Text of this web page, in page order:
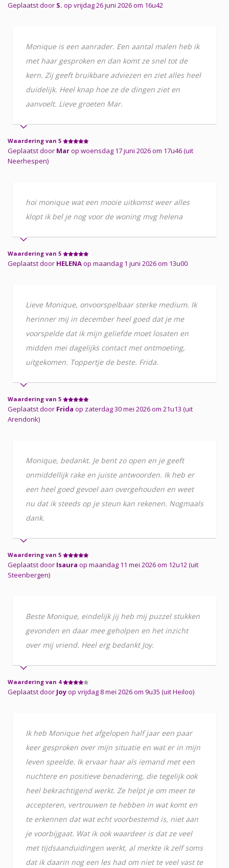
Geplaatst door S. op vrijdag 26 juni 2026 om 16u42
Monique is een aanrader. Een aantal malen heb ik
met haar gesproken en dan komt ze snel tot de
kern. Zij geeft bruikbare adviezen en ziet alles heel
duidelijk. Heel knap hoe ze de dingen ziet en
aanvoelt. Lieve groeten Mar.
Waardering van 5
Geplaatst door Marop woensdag 17 juni 2026 om 17u46 (uit
Neerhespen)
hoi monique wat een mooie uitkomst weer alles
klopt ik bel je nog voor de woning mvg helena
Waardering van 5
Geplaatst door HELENAop maandag 1 juni 2026 om 13u00
Lieve Monique, onvoorspelbaar sterke medium. Ik
herinner mij in december heel goed dat je me
voorspelde dat ik mijn geliefde moet losaten en
midden mei dagelijks contact met ontmoeting,
uitgekomen. Toppertje de beste. Frida.
Waardering van 5
Geplaatst door Frida op zaterdag 30 mei 2026 om 21u13 (uit
Arendonk)
Monique, bedankt. Je bent zo open en je geeft
onmiddellijk rake en juiste antwoorden. Ik heb er
een heel goed gevoel aan overgehouden en weet
nu dat ik steeds op je steun kan rekenen. Nogmaals
dank.
Waardering van 5
Geplaatst door Isaura op maandag 11 mei 2026 om 12u12 (uit
Steenbergen)
Beste Monique, eindelijk jij heb mij puzzel stukken
gevonden en daar mee geholpen en het inzicht
over mij vriend. Heel erg bedankt Joy.
Waardering van 4
Geplaatst door Joyop vrijdag 8 mei 2026 om 9u35 (uit Heiloo)
Ik heb Monique het afgelopen half jaar een paar
keer gesproken over mijn situatie en wat er in mijn
leven speelde. Ik ervaar haar als iemand met een
nuchtere en positieve benadering, die tegelijk ook
heel bekrachtigend werkt. Ze helpt je om meer te
accepteren, vertrouwen te hebben in wat komt en
te erkennen dat wat echt voorbestemd is, niet aan
je voorbijgaat. Wat ik ook waardeer is dat ze veel
met tijdsaanduidingen werkt, al merkte ik zelf soms
dat ik daarin nog een les had om niet te veel vast te